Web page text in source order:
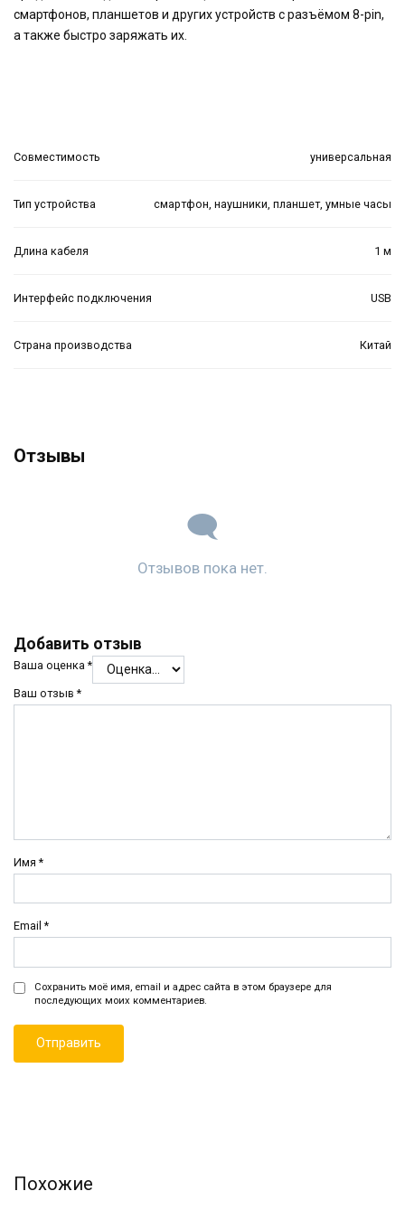
смартфонов, планшетов и других устройств с разъёмом 8-pin,
а также быстро заряжать их.
Совместимость универсальная
Тип устройства смартфон, наушники, планшет, умные часы
Длина кабеля 1 м
Интерфейс подключения USB
Страна производства Китай
Отзывы
Отзывов пока нет.
Добавить отзыв
Ваша оценка*
Ваш отзыв*
Имя*
Email*
Сохранить моё имя, email и адрес сайта в этом браузере для
последующих моих комментариев.
Похожие